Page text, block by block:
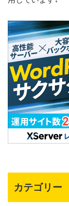
カテゴリー